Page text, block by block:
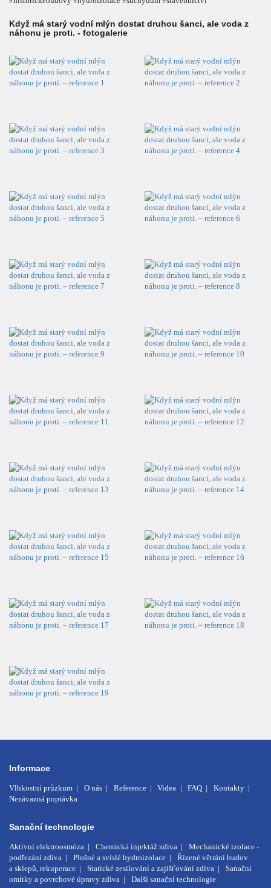
Když má starý vodní mlýn dostat druhou šanci, ale voda z
náhonu je proti. - fotogalerie
Informace
Vlhkostní průzkum O nás Reference Videa FAQ
Kontakty
Nezávazná poptávka
Sanační technologie
Aktivní elektroosmóza Chemická injektáž zdiva
Mechanické izolace -
podřezání zdiva
Plošné a svislé hydroizolace
Řízené větrání budov
a sklepů, rekuperace
Statické zesilování a zajišťování zdiva
Sanační
omítky a povrchové úpravy zdiva
Další sanační technologie